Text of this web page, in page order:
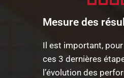
Mesure des
Il est important,
ces 3 dernières
l’évolution des